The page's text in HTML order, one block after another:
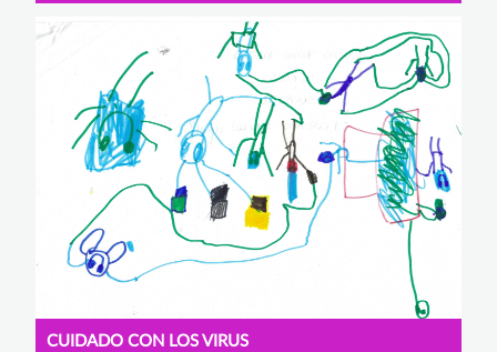
CUIDADO CON LOS VIRUS